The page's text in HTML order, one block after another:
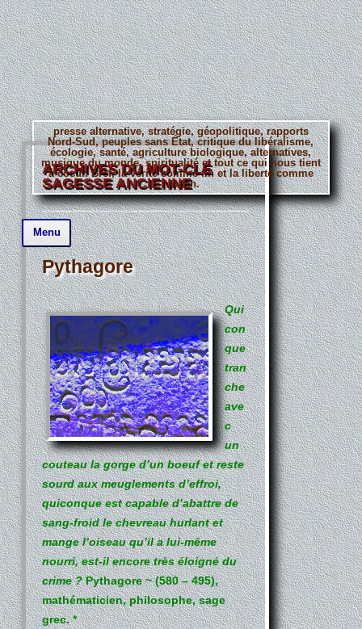
presse alternative, stratégie, géopolitique, rapports
Nord-Sud, peuples sans État, critique du libéralisme,
écologie, santé, agriculture biologique, alternatives,
musique du monde, spiritualité et tout ce qui nous tient
à coeur. Bref, la vérité comme fin et la liberté comme
moyen.
Menu
Aller
au
contenu
principal
ARCHIVES DU MOT-CLÉ
SAGESSE ANCIENNE
Pythagore
Qui
con
que
tran
che
ave
c
un
couteau la gorge d’un boeuf et reste
sourd aux meuglements d’effroi,
quiconque est capable d’abattre de
sang-froid le chevreau hurlant et
mange l’oiseau qu’il a lui-même
nourri, est-il encore très éloigné du
crime ?Pythagore ~ (580 – 495),
mathématicien, philosophe, sage
grec. *